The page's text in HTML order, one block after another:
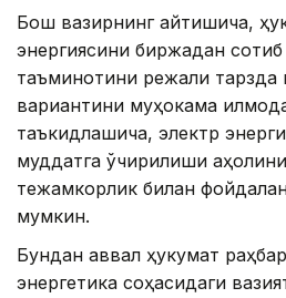
Бош вазирнинг айтишича,
энергиясини биржадан
таъминотини режали тарзда
вариантини муҳокама
таъкидлашича, электр
муддатга ўчирилиши
тежамкорлик билан
мумкин.
Бундан аввал ҳукумат
энергетика соҳасидаги